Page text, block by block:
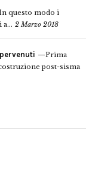
questo modo i
2 Marzo 2018
Prima
post-sisma